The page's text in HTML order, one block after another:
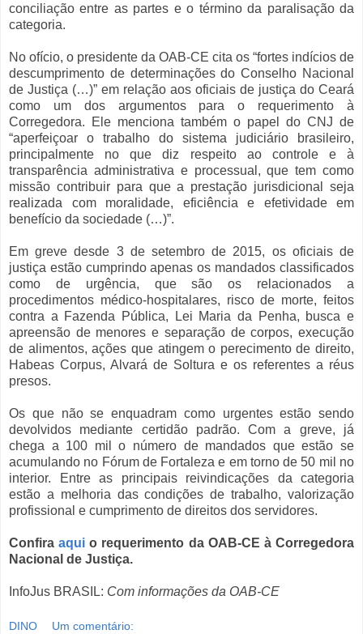
conciliação entre as partes e o término da paralisação da
categoria.
No ofício, o presidente da OAB-CE cita os “fortes indícios de
descumprimento de determinações do Conselho Nacional
de Justiça (…)” em relação aos oficiais de justiça do Ceará
como um dos argumentos para o requerimento à
Corregedora. Ele menciona também o papel do CNJ de
“aperfeiçoar o trabalho do sistema judiciário brasileiro,
principalmente no que diz respeito ao controle e à
transparência administrativa e processual, que tem como
missão contribuir para que a prestação jurisdicional seja
realizada com moralidade, eficiência e efetividade em
benefício da sociedade (…)”.
Em greve desde 3 de setembro de 2015, os oficiais de
justiça estão cumprindo apenas os mandados classificados
como de urgência, que são os relacionados a
procedimentos médico-hospitalares, risco de morte, feitos
contra a Fazenda Pública, Lei Maria da Penha, busca e
apreensão de menores e separação de corpos, execução
de alimentos, ações que atingem o perecimento de direito,
Habeas Corpus, Alvará de Soltura e os referentes a réus
presos.
Os que não se enquadram como urgentes estão sendo
devolvidos mediante certidão padrão. Com a greve, já
chega a 100 mil o número de mandados que estão se
acumulando no Fórum de Fortaleza e em torno de 50 mil no
interior. Entre as principais reivindicações da categoria
estão a melhoria das condições de trabalho, valorização
profissional e cumprimento de direitos dos servidores.
Confiraaqui o requerimento da OAB-CE à Corregedora
Nacional de Justiça.
InfoJus BRASIL: Com informações da OAB-CE
DINO Um comentário: